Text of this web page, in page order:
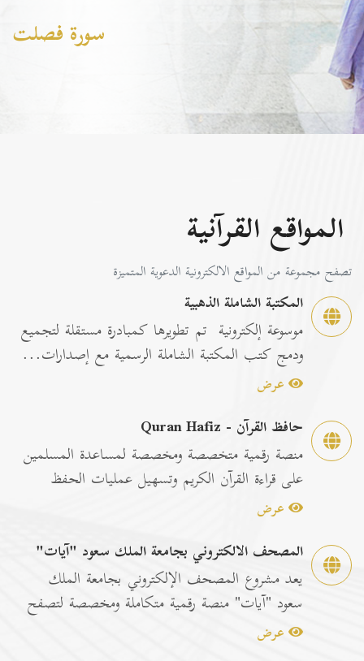
سورة فصلت
المواقع القرآنية
تصفح مجموعة من المواقع الالكترونية الدعوية المتميزة
المكتبة الشاملة الذهبية
موسوعة إلكترونية تم تطويرها كمبادرة مستقلة لتجميع
ودمج كتب المكتبة الشاملة الرسمية مع إصدارات...
عرض
حافظ القرآن - Quran Hafiz
منصة رقمية متخصصة ومخصصة لمساعدة المسلمين
على قراءة القرآن الكريم وتسهيل عمليات الحفظ
والمراجعة عبر...
عرض
المصحف الالكتروني بجامعة الملك سعود "آيات"
يعد مشروع المصحف الإلكتروني بجامعة الملك
سعود "آيات" منصة رقمية متكاملة ومخصصة لتصفح
وقراءة القرآن ا...
عرض